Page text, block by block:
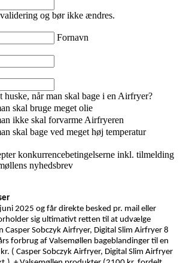
og bør ikke ændres.
Fornavn
huske, når man skal bage i en Airfryer?
skal bruge meget olie
ikke skal forvarme Airfryeren
skal bage ved meget høj temperatur
konkurrencebetingelserne inkl. tilmelding
nyhedsbrev
2025 og får direkte besked pr. mail eller
sig ultimativt retten til at udvælge
Sobczyk Airfryer, Digital Slim Airfryer 8
forbrug af Valsemøllen bageblandinger til en
( Casper Sobczyk Airfryer, Digital Slim Airfryer